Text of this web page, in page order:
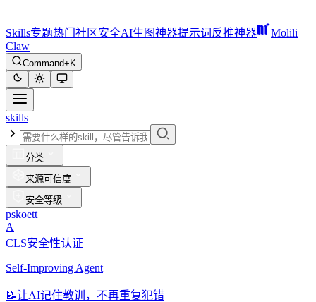
Skills专题热门 社区安全AI生图神器提示词反推神器
Molili
Claw
Command+K
skills
分类
来源可信度
安全等级
pskoett
A
CLS安全性认证
Self-Improving Agent
📝让AI记住教训，不再重复犯错